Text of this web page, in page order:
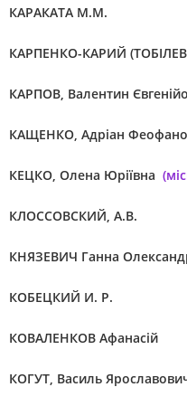
КАРАКАТА М.М.
КАРПЕНКО-КАРИЙ
КАРПОВ, Валентин
КАЩЕНКО, Адріан
КЕЦКО, Олена Юріївна
КЛОССОВСКИЙ, А.В.
КНЯЗЕВИЧ Ганна
КОБЕЦКИЙ И. Р.
КОВАЛЕНКОВ Афанасій
КОГУТ, Василь